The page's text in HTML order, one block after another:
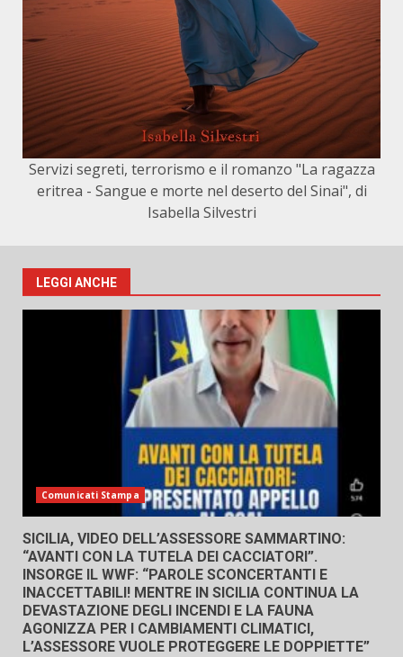
Servizi segreti, terrorismo e il romanzo "La ragazza
eritrea - Sangue e morte nel deserto del Sinai", di
Isabella Silvestri
LEGGI ANCHE
Comunicati Stampa
SICILIA, VIDEO DELL’ASSESSORE SAMMARTINO:
“AVANTI CON LA TUTELA DEI CACCIATORI”.
INSORGE IL WWF: “PAROLE SCONCERTANTI E
INACCETTABILI! MENTRE IN SICILIA CONTINUA LA
DEVASTAZIONE DEGLI INCENDI E LA FAUNA
AGONIZZA PER I CAMBIAMENTI CLIMATICI,
L’ASSESSORE VUOLE PROTEGGERE LE DOPPIETTE”